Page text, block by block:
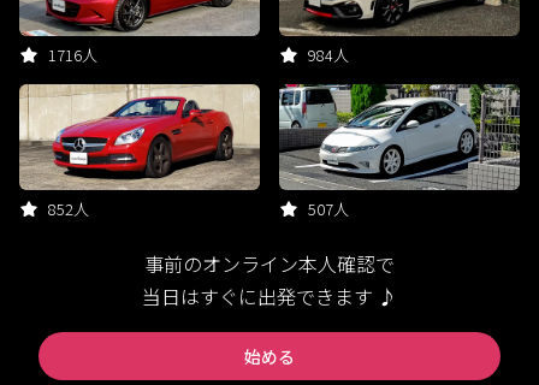
1716人 984人
852人 507人
事前のオンライン本人確認で
当日はすぐに出発できます ♪
始める